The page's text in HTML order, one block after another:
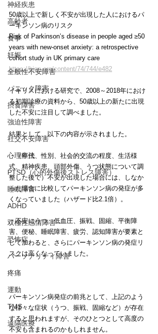
神経疾患
高齢者
食事
妊娠
全般性不安障害
パニック障害
摂食障害
強迫性障害
社交不安障害
心理療法
PTSD（心的外傷後ストレス障害）
睡眠障害
ADHD
双極性感情障害
恐怖症
パーソナリティ障害
疼痛
運動
TMS
遠隔医療
50歳以上で新しく不安が出現した人におけるパ
ーキンソン病のリスク
Risk of Parkinson’s disease in people aged ≥50
years with new-onset anxiety: a retrospective
cohort study in UK primary care
https://bjgp.org/content/74/744/e482
イギリスにおける研究で、2008～2018年におけ
る初期診療の資料から、50歳以上の新たに出現
した不安に注目して調べました。
結果として、以下の内容が示されました。
・（年代、性別、社会的交流の程度、生活様
式、精神疾患、頭部外傷、うつ状態について調
整した後で）不安が出現した場合には、しなか
った場合に比較してパーキンソン病の発症が多
くなっていました（ハザード比2.1倍）。
・不安にうつ、低血圧、振戦、固縮、平衡障
害、便秘、睡眠障害、疲労、認知障害が要素と
して加わると、さらにパーキンソン病の発症リ
スクは高くなっていました。
パーキンソン病発症の前兆として、上記のよう
な様々な症状（うつ、振戦、固縮など）が存在
すると思われますが、そのひとつとして高度の
不安も含まれるのかもしれません。